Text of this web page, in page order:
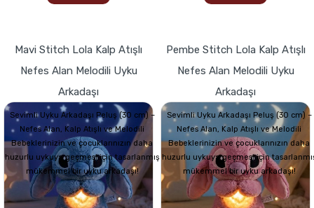
Mavi Stitch Lola Kalp Atışlı
Nefes Alan Melodili Uyku
Arkadaşı
Sevimli Uyku Arkadaşı Peluş (30 cm) –
Nefes Alan, Kalp Atışlı ve Melodili
Bebeklerinizin ve çocuklarınızın daha
huzurlu uykuya geçmesi için tasarlanmış
mükemmel bir uyku arkadaşı!
Pembe Stitch Lola Kalp Atışlı
Nefes Alan Melodili Uyku
Arkadaşı
Sevimli Uyku Arkadaşı Peluş (30 cm) –
Nefes Alan, Kalp Atışlı ve Melodili
Bebeklerinizin ve çocuklarınızın daha
huzurlu uykuya geçmesi için
mükemmel bir uyku arkadaşı!